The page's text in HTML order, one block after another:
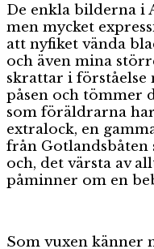
De enkla bilderna i
men mycket
att nyfiket vända
och även mina
skrattar i förståelse
påsen och tömmer
som föräldrarna
extralock, en
från
och, det värsta av
påminner om en
Som vuxen känner